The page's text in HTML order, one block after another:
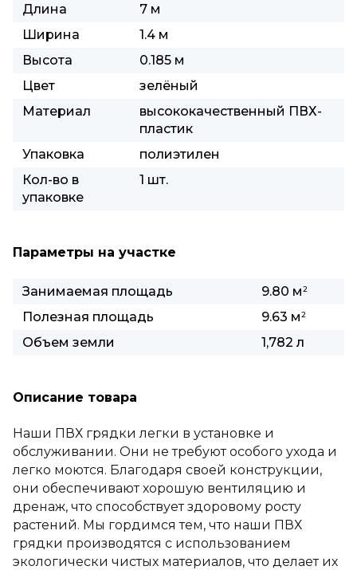
Длина
7 м
Ширина
1.4 м
Высота
0.185 м
Цвет
зелёный
Материал
высококачественный ПВХ-
пластик
Упаковка
полиэтилен
Кол-во в
упаковке
1 шт.
Параметры на участке
Занимаемая площадь 9.80 м2
Полезная площадь 9.63 м2
Объем земли 1,782 л
Описание товара
Наши ПВХ грядки легки в установке и
обслуживании. Они не требуют особого ухода и
легко моются. Благодаря своей конструкции,
они обеспечивают хорошую вентиляцию и
дренаж, что способствует здоровому росту
растений. Мы гордимся тем, что наши ПВХ
грядки производятся с использованием
экологически чистых материалов, что делает их